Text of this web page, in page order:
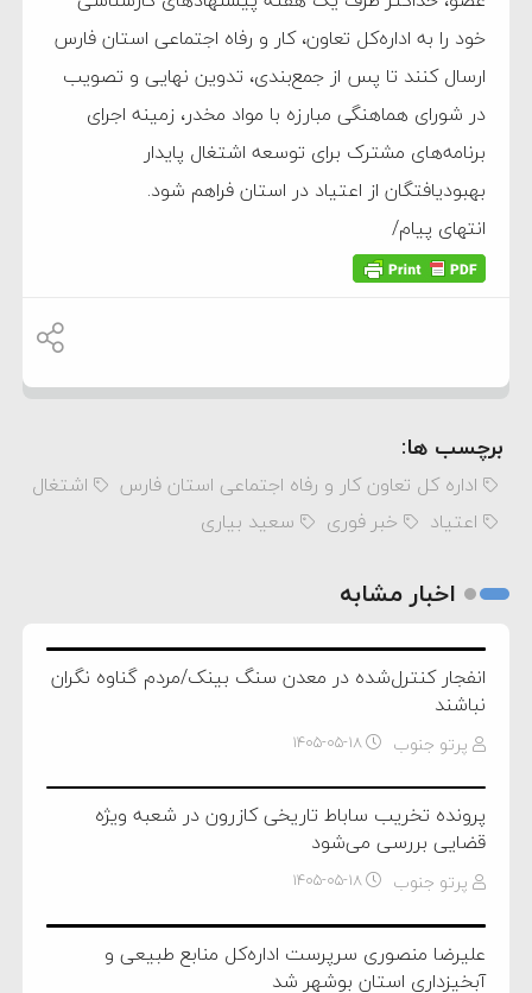
خود را به اداره‌کل تعاون، کار و رفاه اجتماعی استان فارس
ارسال کنند تا پس از جمع‌بندی، تدوین نهایی و تصویب
در شورای هماهنگی مبارزه با مواد مخدر، زمینه اجرای
برنامه‌های مشترک برای توسعه اشتغال پایدار
بهبودیافتگان از اعتیاد در استان فراهم شود.
انتهای پیام/
برچسب ها:
اداره‌ کل تعاون کار و رفاه اجتماعی استان فارس
اشتغال
اعتیاد
خبر فوری سعید بیاری
اخبار مشابه
انفجار کنترل‌شده در معدن سنگ بینک/مردم گناوه نگران
نباشند
پرتو جنوب ۱۴۰۵-۰۵-۱۸
پرونده تخریب ساباط تاریخی کازرون در شعبه ویژه
قضایی بررسی می‌شود
پرتو جنوب ۱۴۰۵-۰۵-۱۸
علیرضا منصوری سرپرست اداره‌کل منابع طبیعی و
آبخیزداری استان بوشهر شد